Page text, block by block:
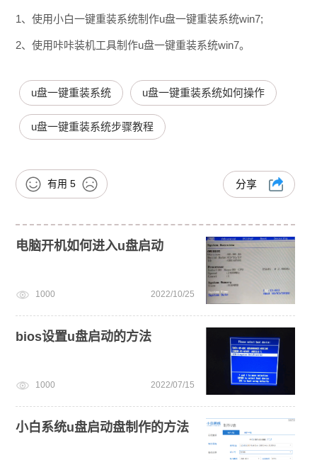
1、使用小白一键重装系统制作u盘一键重装系统win7;
2、使用咔咔装机工具制作u盘一键重装系统win7。
u盘一键重装系统 u盘一键重装系统如何操作
u盘一键重装系统步骤教程
有用 5 分享
电脑开机如何进入u盘启动
1000 2022/10/25
bios设置u盘启动的方法
1000 2022/07/15
小白系统u盘启动盘制作的方法